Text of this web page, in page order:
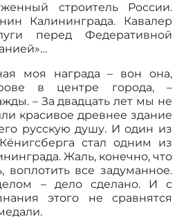
строитель России.
Калининграда. Кавалер
перед Федеративной
моя награда – вон она,
в центре города, –
– За двадцать лет мы не
красивое древнее здание
русскую душу. И один из
стал одним из
Жаль, конечно, что
воплотить все задуманное.
– дело сделано. И с
этого не сравнятся